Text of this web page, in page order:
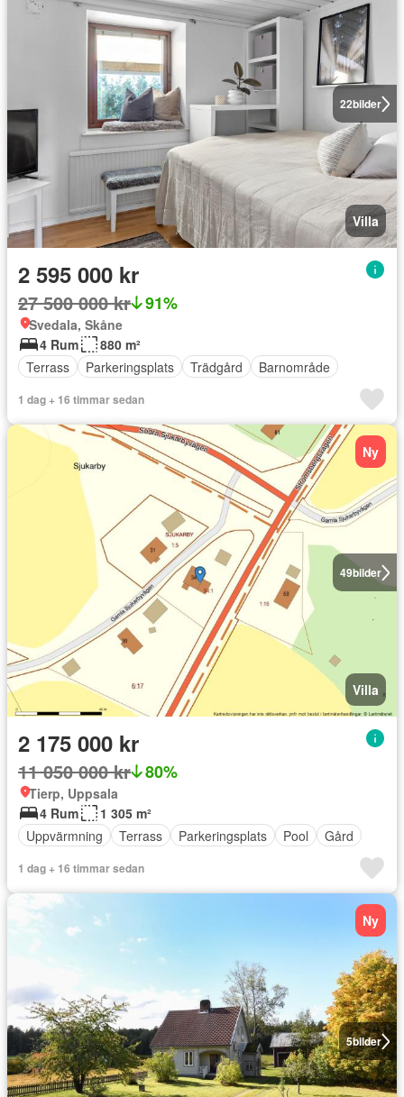
22bilder
Villa
2 595 000 kr
27 500 000 kr 91%
Svedala, Skåne
4 Rum
880 m²
Terrass
Parkeringsplats Trädgård Barnområde
1 dag + 16 timmar sedan
49bilder
Ny
Villa
2 175 000 kr
11 050 000 kr 80%
Tierp, Uppsala
4 Rum
1 305 m²
Uppvärmning
Terrass Parkeringsplats Pool Gård
1 dag + 16 timmar sedan
5bilder
Ny